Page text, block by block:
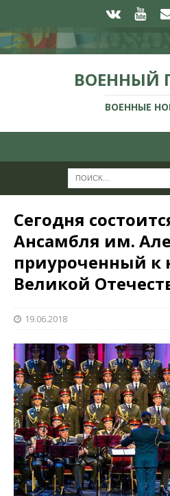
ВОЕННЫЙ
ВОЕННЫЕ
Сегодня
Ансамбля им.
приуроченный к
Великой
19.06.2018